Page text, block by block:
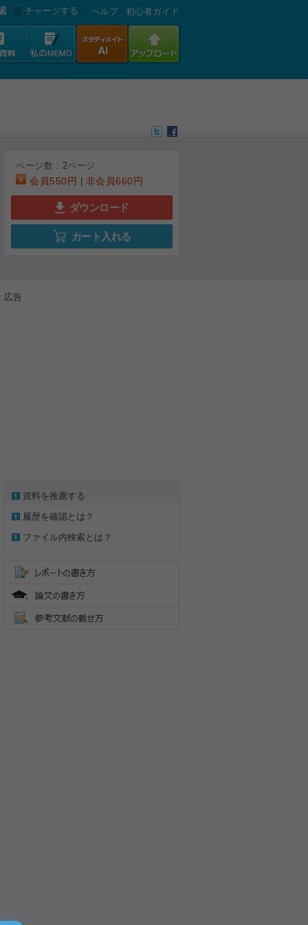
チャージする へルプ 初心者ガイド
ページ数 : 2ページ
会員550円 非会員660円
ダウンロード
カート入れる
広告
資料を推薦する
履歴を確認とは？
ファイル内検索とは？